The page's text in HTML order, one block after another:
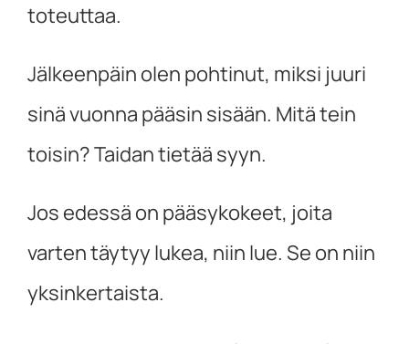
toteuttaa.
Jälkeenpäin olen pohtinut, miksi juuri
sinä vuonna pääsin sisään. Mitä tein
toisin? Taidan tietää syyn.
Jos edessä on pääsykokeet, joita
varten täytyy lukea, niin lue. Se on niin
yksinkertaista.